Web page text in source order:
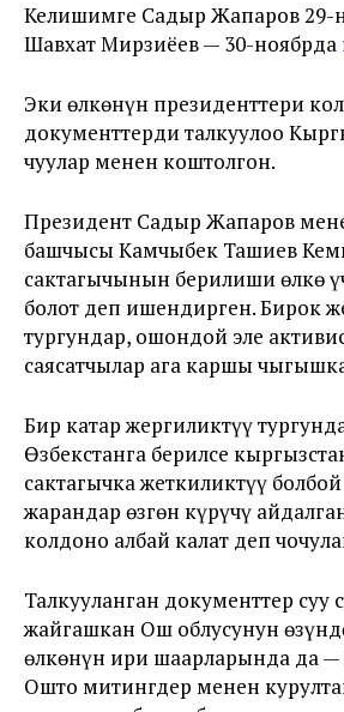
Келишимге Садыр Жапаров 29-
Шавхат Мирзиёев — 30-ноябрда
Эки өлкөнүн президенттери
документтерди талкуулоо
чуулар менен коштолгон.
Президент Садыр Жапаров
башчысы Камчыбек Ташиев
сактагычынын берилиши өлкө
болот деп ишендирген. Бирок
тургундар, ошондой эле
саясатчылар ага каршы
Бир катар жергиликтүү
Өзбекстанга берилсе
сактагычка жеткиликтүү
жарандар өзгөн күрүчү
колдоно албай калат деп
Талкууланган документтер суу
жайгашкан Ош облусунун
өлкөнүн ири шаарларында да
Ошто митингдер менен